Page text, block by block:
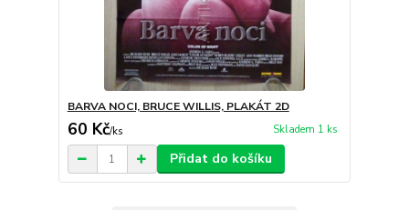
BARVA NOCI, BRUCE WILLIS, PLAKÁT 2D
60 Kč/ks Skladem 1 ks
Přidat do košíku